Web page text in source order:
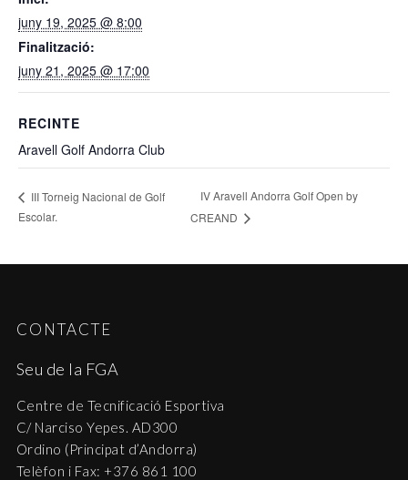
juny 19, 2025 @ 8:00
Finalització:
juny 21, 2025 @ 17:00
RECINTE
Aravell Golf Andorra Club
III Torneig Nacional de Golf
Escolar.
IV Aravell Andorra Golf Open by
CREAND
CONTACTE
Seu de la FGA
Centre de Tecnificació Esportiva
C/ Narciso Yepes. AD300
Ordino (Principat d’Andorra)
Telèfon i Fax: +376 861 100